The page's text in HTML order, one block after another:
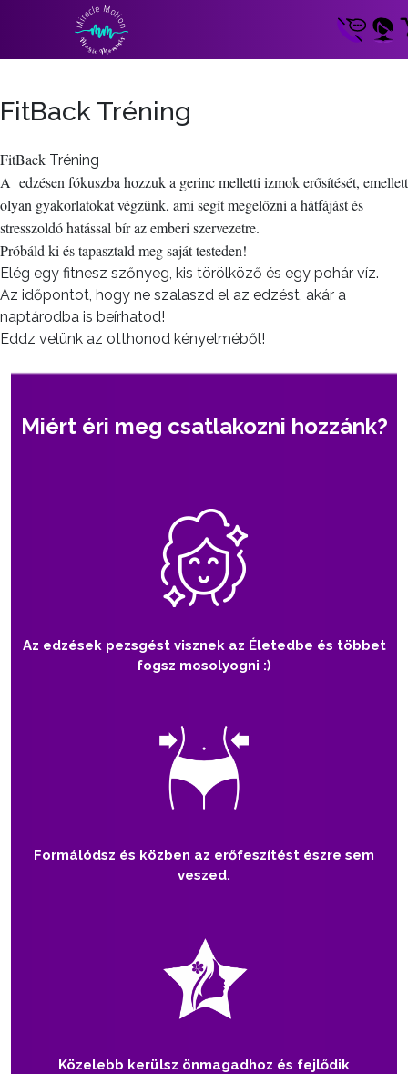
FitBack Tréning
FitBack Tréning
A edzésen fókuszba hozzuk a gerinc melletti izmok erősítését, emellett
olyan gyakorlatokat végzünk, ami segít megelőzni a hátfájást és
stresszoldó hatással bír az emberi szervezetre.
Próbáld ki és tapasztald meg saját testeden!
Elég egy fitnesz szőnyeg, kis törölköző és egy pohár víz.
Az időpontot, hogy ne szalaszd el az edzést, akár a
naptárodba is beírhatod!
Eddz velünk az otthonod kényelméből!
Miért éri meg csatlakozni hozzánk?
Az edzések pezsgést visznek az Életedbe és többet
fogsz mosolyogni :)
Formálódsz és közben az erőfeszítést észre sem
veszed.
Közelebb kerülsz önmagadhoz és fejlődik